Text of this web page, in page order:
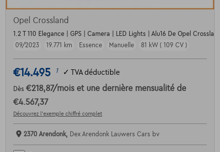
Opel Crossland
1.2 T 110 Elegance | GPS | Camera | LED Lights | Alu16 De Opel
09/2023
19.771 km Essence Manuelle 81 kW ( 109 CV )
€14.495 1 ✓ TVA déductible
Dès €218,87/mois et une dernière mensualité de
€4.567,37
Découvrez l’exemple chiffré complet
2370 Arendonk, Dex Arendonk Lauwers Cars bv